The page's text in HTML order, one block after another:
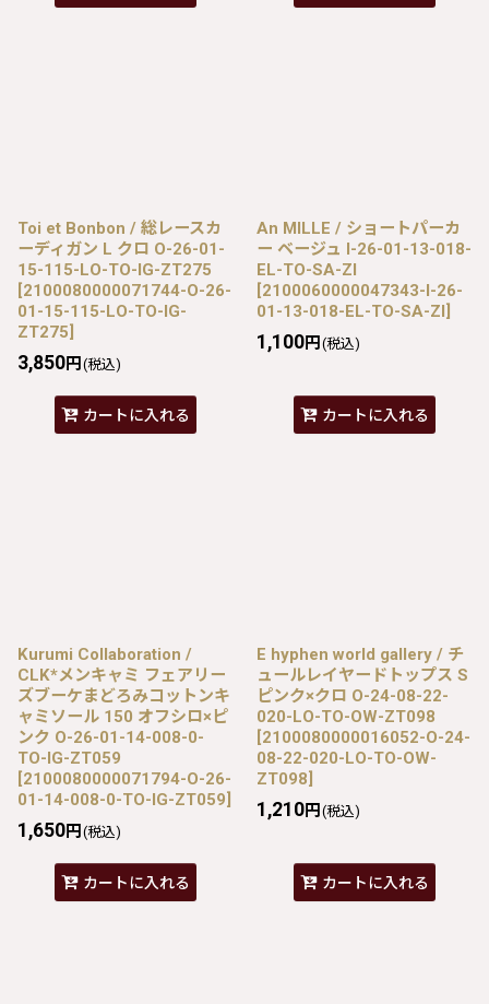
Toi et Bonbon / 総レースカ
ーディガン L クロ O-26-01-
15-115-LO-TO-IG-ZT275
[2100080000071744-O-26-
01-15-115-LO-TO-IG-
ZT275]
3,850円 (税込)
カートに入れる
An MILLE / ショートパーカ
ー ベージュ I-26-01-13-018-
EL-TO-SA-ZI
[2100060000047343-I-26-
01-13-018-EL-TO-SA-ZI]
1,100円 (税込)
カートに入れる
Kurumi Collaboration /
CLK*メンキャミ フェアリー
ズブーケまどろみコットンキ
ャミソール 150 オフシロ×ピ
ンク O-26-01-14-008-0-
TO-IG-ZT059
[2100080000071794-O-26-
01-14-008-0-TO-IG-ZT059]
1,650円 (税込)
カートに入れる
E hyphen world gallery / チ
ュールレイヤードトップス S
ピンク×クロ O-24-08-22-
020-LO-TO-OW-ZT098
[2100080000016052-O-24-
08-22-020-LO-TO-OW-
ZT098]
1,210円 (税込)
カートに入れる